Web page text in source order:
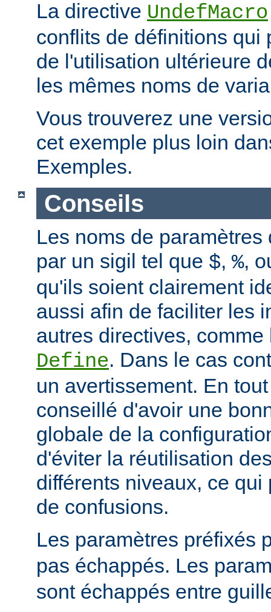
La directive UndefMacro
conflits de définitions qui
de l'utilisation ultérieure
les mêmes noms de
Vous trouverez une
cet exemple plus loin
Exemples.
Conseils
Les noms de
par un sigil tel que $, %,
qu'ils soient clairement
aussi afin de faciliter les
autres directives,
Define. Dans le cas
un avertissement. En
conseillé d'avoir une
globale de la
d'éviter la réutilisation
différents niveaux, ce
de confusions.
Les paramètres préfixés
pas échappés. Les
sont échappés entre